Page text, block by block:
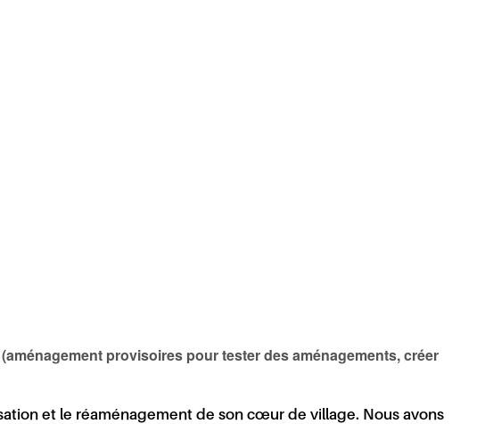
provisoires pour tester des aménagements, créer
et le réaménagement de son cœur de village. Nous avons